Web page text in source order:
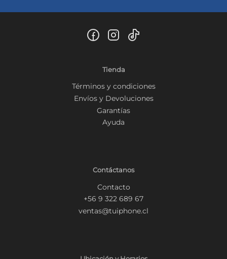
Tienda
Términos y condiciones
Envíos y Devoluciones
Garantías
Ayuda
Contáctanos
Contacto
+56 9 322 689 67
ventas@tuiphone.cl